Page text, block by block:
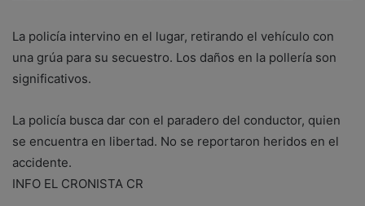
La policía intervino en el lugar, retirando el vehículo con
una grúa para su secuestro. Los daños en la pollería son
significativos.
La policía busca dar con el paradero del conductor, quien
se encuentra en libertad. No se reportaron heridos en el
accidente.
INFO EL CRONISTA CR